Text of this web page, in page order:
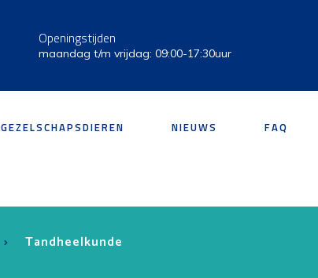
Openingstijden
maandag t/m vrijdag: 09:00-17:30uur
GEZELSCHAPSDIEREN NIEUWS FAQ
Tandheelkunde